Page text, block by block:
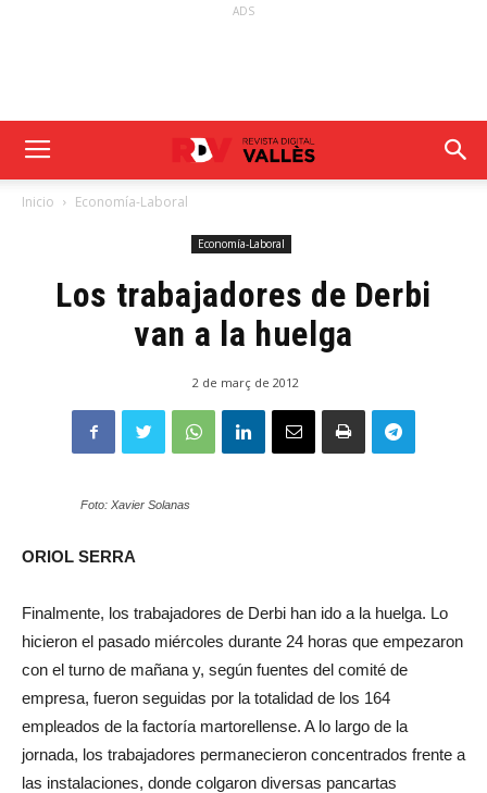
ADS
Inicio Economía-Laboral
Economía-Laboral
Los trabajadores de Derbi
van a la huelga
2 de març de 2012
Foto: Xavier Solanas
ORIOL SERRA
Finalmente, los trabajadores de Derbi han ido a la huelga. Lo
hicieron el pasado miércoles durante 24 horas que empezaron
con el turno de mañana y, según fuentes del comité de
empresa, fueron seguidas por la totalidad de los 164
empleados de la factoría martorellense. A lo largo de la
jornada, los trabajadores permanecieron concentrados frente a
las instalaciones, donde colgaron diversas pancartas